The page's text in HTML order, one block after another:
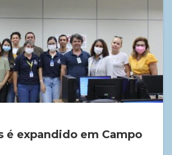
é expandido em Campo